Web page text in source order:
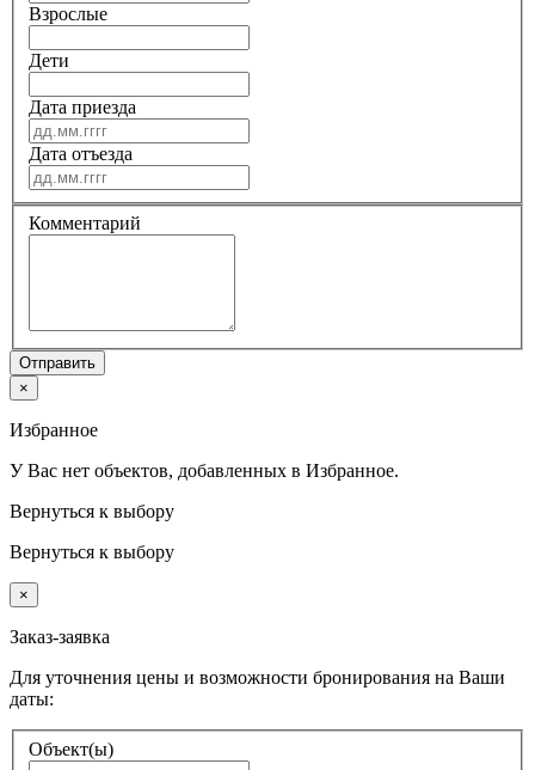
Взрослые
Дети
Дата приезда
Дата отъезда
Комментарий
Отправить
×
Избранное
У Вас нет объектов, добавленных в Избранное.
Вернуться к выбору
Вернуться к выбору
×
Заказ-заявка
Для уточнения цены и возможности бронирования на Ваши
даты:
Объект(ы)